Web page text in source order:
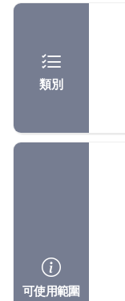
類別
可使用範圍